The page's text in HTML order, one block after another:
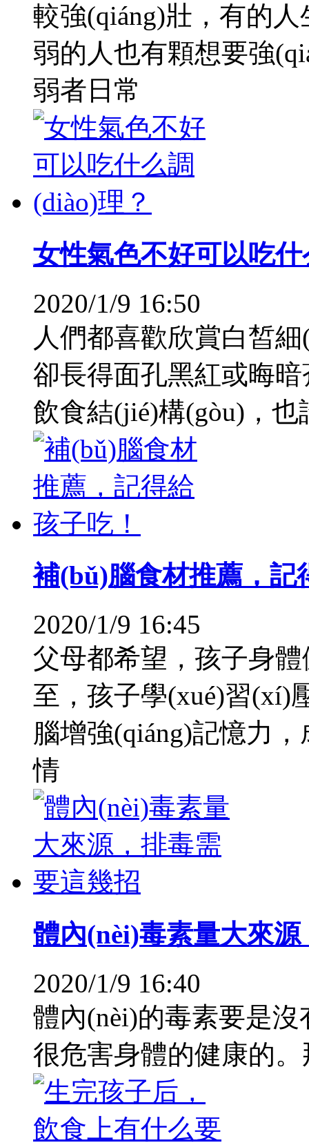
較強(qiáng)壯，有的
弱的人也有顆想要強
弱者日常
女性氣色不好可以吃
2020/1/9 16:50
人們都喜歡欣賞白皙
卻長得面孔黑紅或晦
飲食結(jié)構(gòu)，
補(bǔ)腦食材推薦，記
2020/1/9 16:45
父母都希望，孩子身
至，孩子學(xué)習(xí)
腦增強(qiáng)記憶力
情
體內(nèi)毒素量大來
2020/1/9 16:40
體內(nèi)的毒素要是
很危害身體的健康的